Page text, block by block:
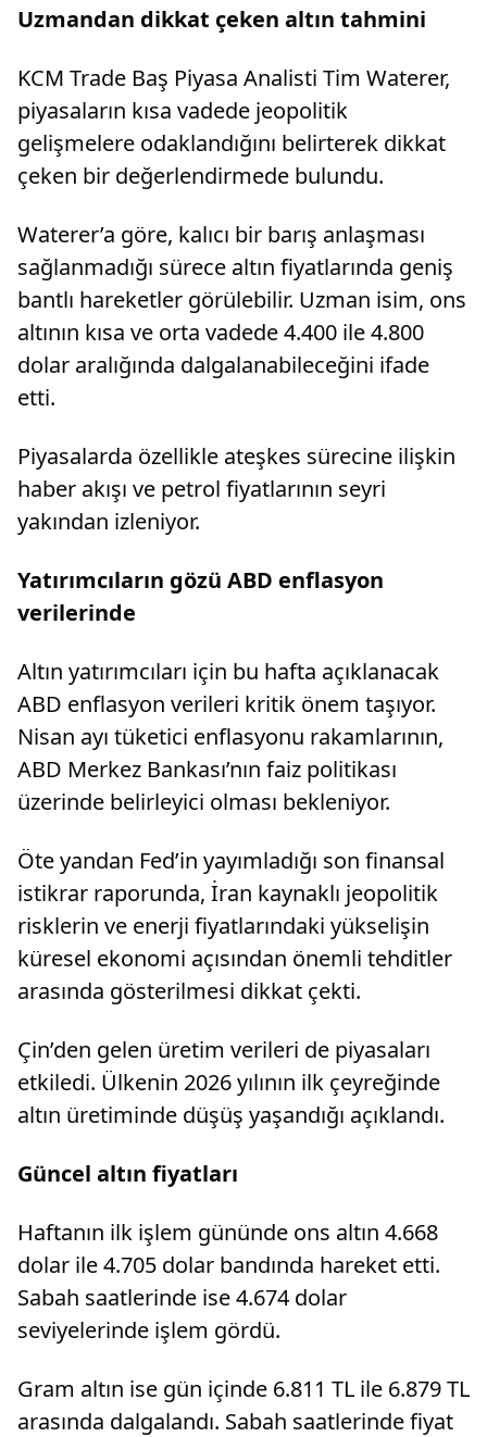
Uzmandan dikkat çeken altın tahmini
KCM Trade Baş Piyasa Analisti Tim Waterer,
piyasaların kısa vadede jeopolitik
gelişmelere odaklandığını belirterek dikkat
çeken bir değerlendirmede bulundu.
Waterer’a göre, kalıcı bir barış anlaşması
sağlanmadığı sürece altın fiyatlarında geniş
bantlı hareketler görülebilir. Uzman isim, ons
altının kısa ve orta vadede 4.400 ile 4.800
dolar aralığında dalgalanabileceğini ifade
etti.
Piyasalarda özellikle ateşkes sürecine ilişkin
haber akışı ve petrol fiyatlarının seyri
yakından izleniyor.
Yatırımcıların gözü ABD enflasyon
verilerinde
Altın yatırımcıları için bu hafta açıklanacak
ABD enflasyon verileri kritik önem taşıyor.
Nisan ayı tüketici enflasyonu rakamlarının,
ABD Merkez Bankası’nın faiz politikası
üzerinde belirleyici olması bekleniyor.
Öte yandan Fed’in yayımladığı son finansal
istikrar raporunda, İran kaynaklı jeopolitik
risklerin ve enerji fiyatlarındaki yükselişin
küresel ekonomi açısından önemli tehditler
arasında gösterilmesi dikkat çekti.
Çin’den gelen üretim verileri de piyasaları
etkiledi. Ülkenin 2026 yılının ilk çeyreğinde
altın üretiminde düşüş yaşandığı açıklandı.
Güncel altın fiyatları
Haftanın ilk işlem gününde ons altın 4.668
dolar ile 4.705 dolar bandında hareket etti.
Sabah saatlerinde ise 4.674 dolar
seviyelerinde işlem gördü.
Gram altın ise gün içinde 6.811 TL ile 6.879 TL
arasında dalgalandı. Sabah saatlerinde fiyat